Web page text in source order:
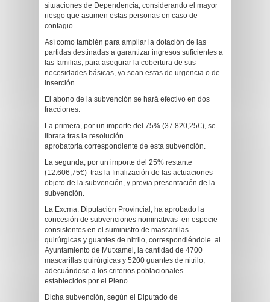
situaciones de Dependencia, considerando el mayor
riesgo que asumen estas personas en caso de
contagio.
Así como también para ampliar la dotación de las
partidas destinadas a garantizar ingresos suficientes a
las familias, para asegurar la cobertura de sus
necesidades básicas, ya sean estas de urgencia o de
inserción.
El abono de la subvención se hará efectivo en dos
fracciones:
La primera, por un importe del 75% (37.820,25€), se
librara tras la resolución
aprobatoria correspondiente de esta subvención.
La segunda, por un importe del 25% restante
(12.606,75€) tras la finalización de las actuaciones
objeto de la subvención, y previa presentación de la
subvención.
La Excma. Diputación Provincial, ha aprobado la
concesión de subvenciones nominativas en especie
consistentes en el suministro de mascarillas
quirúrgicas y guantes de nitrilo, correspondiéndole al
Ayuntamiento de Mutxamel, la cantidad de 4700
mascarillas quirúrgicas y 5200 guantes de nitrilo,
adecuándose a los criterios poblacionales
establecidos por el Pleno .
Dicha subvención, según el Diputado de